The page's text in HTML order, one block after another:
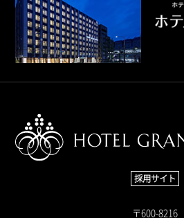
採用サイト
〒600-8216